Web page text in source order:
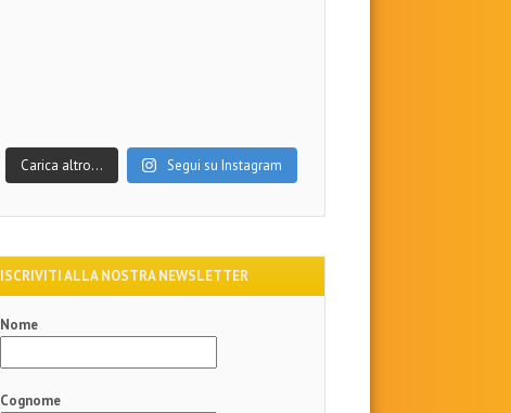
Carica altro… Segui su Instagram
ISCRIVITI ALLA NOSTRA NEWSLETTER
Nome
Cognome